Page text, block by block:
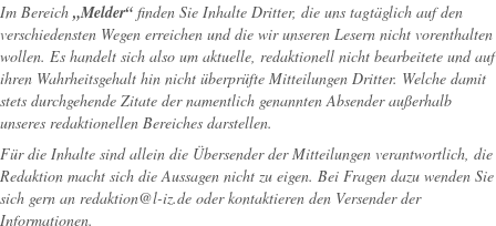
Im Bereich „Melder“ finden Sie Inhalte Dritter, die uns tagtäglich auf den
verschiedensten Wegen erreichen und die wir unseren Lesern nicht vorenthalten
wollen. Es handelt sich also um aktuelle, redaktionell nicht bearbeitete und auf
ihren Wahrheitsgehalt hin nicht überprüfte Mitteilungen Dritter. Welche damit
stets durchgehende Zitate der namentlich genannten Absender außerhalb
unseres redaktionellen Bereiches darstellen.
Für die Inhalte sind allein die Übersender der Mitteilungen verantwortlich, die
Redaktion macht sich die Aussagen nicht zu eigen. Bei Fragen dazu wenden Sie
sich gern an redaktion@l-iz.de oder kontaktieren den Versender der
Informationen.